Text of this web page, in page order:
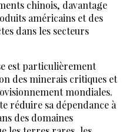
chinois, davantage
américains et des
dans les secteurs
est particulièrement
des minerais critiques et
mondiales.
réduire sa dépendance à
des domaines